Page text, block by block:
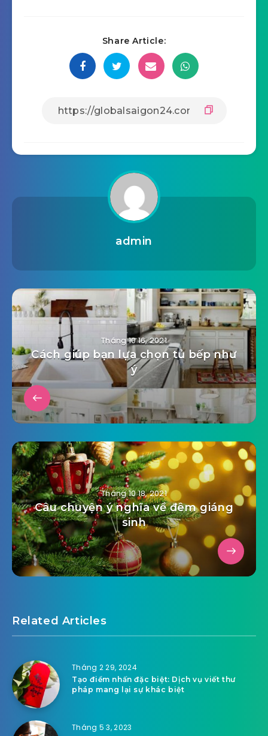
Share Article:
admin
Tháng 10 16, 2021
Cách giúp bạn lựa chọn tủ bếp như
ý
Tháng 10 18, 2021
Câu chuyện ý nghĩa về đêm giáng
sinh
Related Articles
Tháng 2 29, 2024
Tạo điểm nhấn đặc biệt: Dịch vụ viết thư
pháp mang lại sự khác biệt
Tháng 5 3, 2023